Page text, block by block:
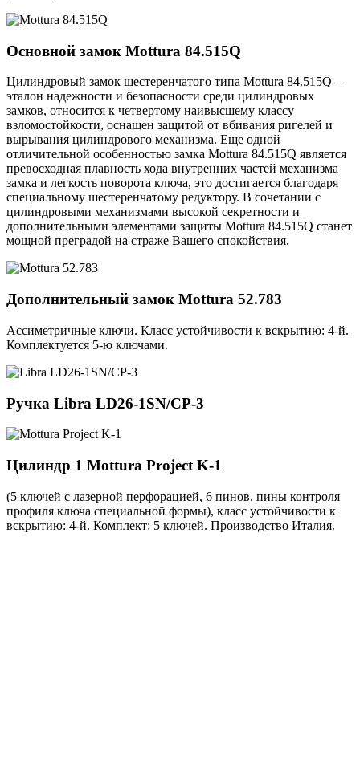
Основной замок Mottura 84.515Q
Цилиндровый замок шестеренчатого типа Mottura 84.515Q –
эталон надежности и безопасности среди цилиндровых
замков, относится к четвертому наивысшему классу
взломостойкости, оснащен защитой от вбивания ригелей и
вырывания цилиндрового механизма. Еще одной
отличительной особенностью замка Mottura 84.515Q является
превосходная плавность хода внутренних частей механизма
замка и легкость поворота ключа, это достигается благодаря
специальному шестеренчатому редуктору. В сочетании с
цилиндровыми механизмами высокой секретности и
дополнительными элементами защиты Mottura 84.515Q станет
мощной преградой на страже Вашего спокойствия.
Дополнительный замок Mottura 52.783
Ассиметричные ключи. Класс устойчивости к вскрытию: 4-й.
Комплектуется 5-ю ключами.
Ручка Libra LD26-1SN/CP-3
Цилиндр 1 Mottura Project K-1
(5 ключей с лазерной перфорацией, 6 пинов, пины контроля
профиля ключа специальной формы), класс устойчивости к
вскрытию: 4-й. Комплект: 5 ключей. Производство Италия.